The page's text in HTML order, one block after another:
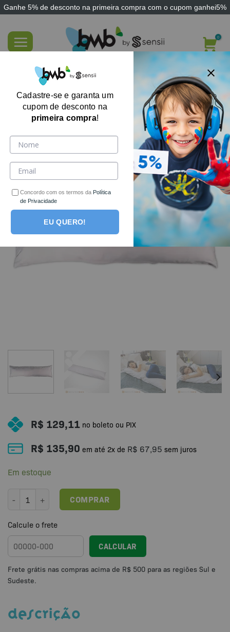
Ganhe 5% de desconto na primeira compra com o cupom ganhei5%
content
Travesseiro de Corpo Abraçadinho –
Xuxão – Grávida – Gestante – Super Macio
– Alivia Dor na Coluna
R$ 129,11 no boleto ou PIX
R$ 135,90 em até 2x de R$ 67,95 sem juros
Em estoque
Travesseiro de Corpo Abraçadinho - Xuxão - Grávida - Gestante -
COMPRAR
Calcule o frete
CALCULAR
DESCRIÇÃO
Cadastre-se e garanta um
cupom de desconto na
primeira compra!
Concordo com os termos da Política
de Privacidade
EU QUERO!